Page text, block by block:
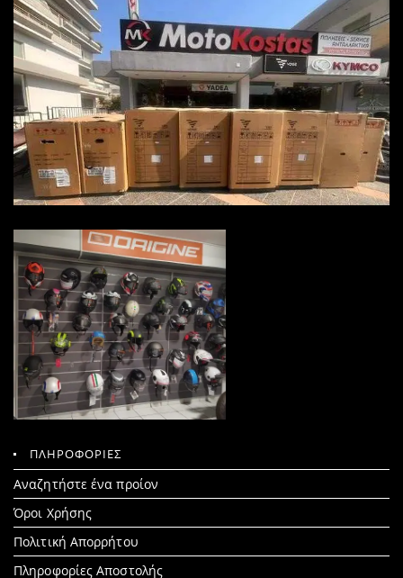
ΠΛΗΡΟΦΟΡΙΕΣ
Αναζητήστε ένα προίον
Search
for:
Όροι Χρήσης
Πολιτική Απορρήτου
Πληροφορίες Αποστολής